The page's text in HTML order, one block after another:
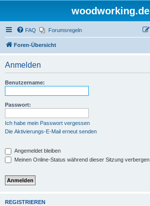
woodworking.de
FAQ Forumsregeln
Foren-Übersicht
Anmelden
Benutzername:
Passwort:
Ich habe mein Passwort vergessen
Die Aktivierungs-E-Mail erneut senden
Angemeldet bleiben
Meinen Online-Status während dieser Sitzung verbergen
REGISTRIEREN